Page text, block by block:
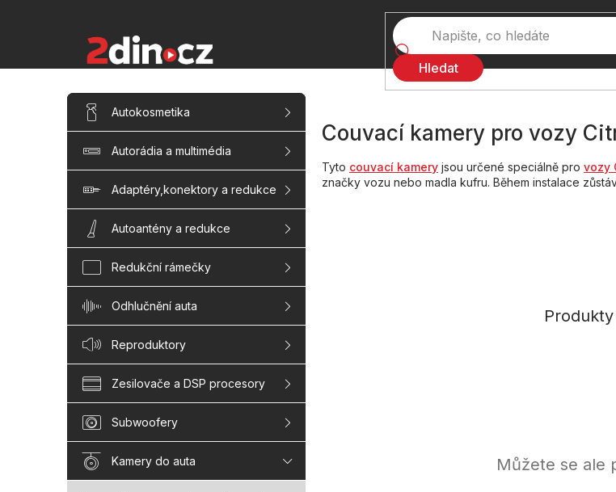
Hledat
P
s
r
n
í
l
Přeskočit
kategorieAutokosmetika
Autorádia a multimédia
Adaptéry,konektory a redukce
Autoantény a redukce
Redukční rámečky
Odhlučnění auta
Reproduktory
Zesilovače a DSP procesory
Subwoofery
Kamery do auta
Couvací kamery pro vozy
Tyto couvací kamery jsou určené speciálně pro vozy
značky vozu nebo madla kufru. Během instalace
Můžete se ale